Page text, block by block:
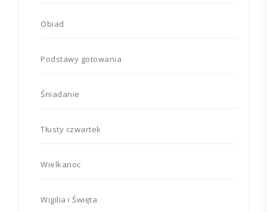
Obiad
Podstawy gotowania
Śniadanie
Tłusty czwartek
Wielkanoc
Wigilia i Święta